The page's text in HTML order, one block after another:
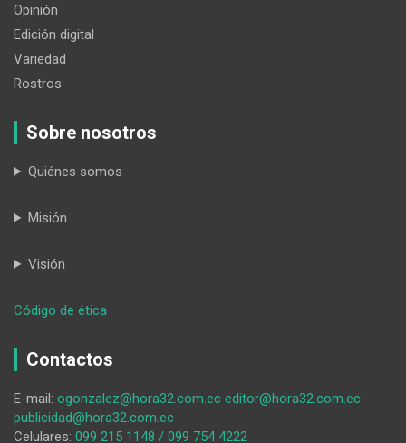
Opinión
Edición digital
Variedad
Rostros
Sobre nosotros
Quiénes somos
Misión
Visión
Código de ética
títulos
en
Ecuador
Contactos
E-mail: ogonzalez@hora32.com.ec editor@hora32.com.ec
publicidad@hora32.com.ec
Celulares: 099 215 1148 / 099 754 4222